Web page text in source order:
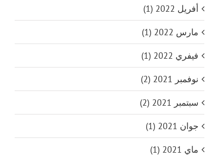
أفريل 2022 (1)
مارس 2022 (1)
فيفري 2022 (1)
نوفمبر 2021 (2)
سبتمبر 2021 (2)
جوان 2021 (1)
ماي 2021 (1)